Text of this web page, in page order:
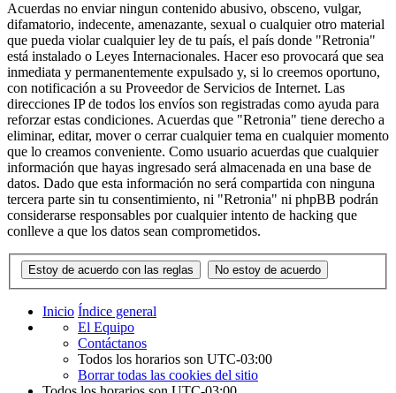
Acuerdas no enviar ningun contenido abusivo, obsceno, vulgar,
difamatorio, indecente, amenazante, sexual o cualquier otro material
que pueda violar cualquier ley de tu país, el país donde "Retronia"
está instalado o Leyes Internacionales. Hacer eso provocará que sea
inmediata y permanentemente expulsado y, si lo creemos oportuno,
con notificación a su Proveedor de Servicios de Internet. Las
direcciones IP de todos los envíos son registradas como ayuda para
reforzar estas condiciones. Acuerdas que "Retronia" tiene derecho a
eliminar, editar, mover o cerrar cualquier tema en cualquier momento
que lo creamos conveniente. Como usuario acuerdas que cualquier
información que hayas ingresado será almacenada en una base de
datos. Dado que esta información no será compartida con ninguna
tercera parte sin tu consentimiento, ni "Retronia" ni phpBB podrán
considerarse responsables por cualquier intento de hacking que
conlleve a que los datos sean comprometidos.
Inicio Índice general
El Equipo
Contáctanos
Todos los horarios son UTC-03:00
Borrar todas las cookies del sitio